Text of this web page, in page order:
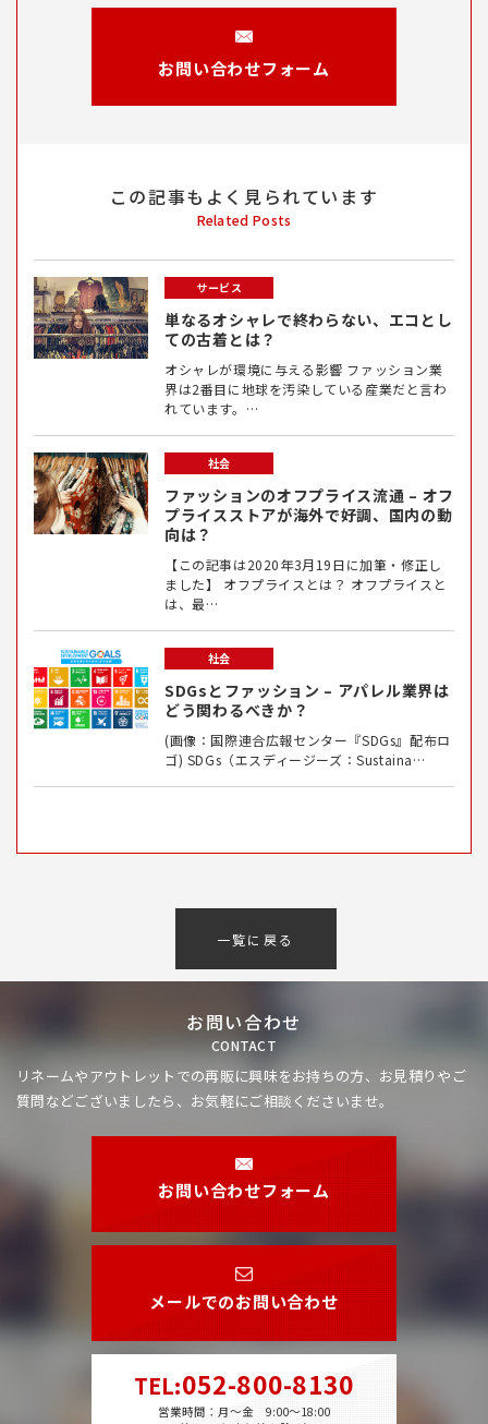
お問い合わせフォーム
この記事もよく見られています
Related Posts
サービス
単なるオシャレで終わらない、エコとし
ての古着とは？
オシャレが環境に与える影響 ファッション業
界は2番目に地球を汚染している産業だと言わ
れています。…
社会
ファッションのオフプライス流通 – オフ
プライスストアが海外で好調、国内の動
向は？
【この記事は2020年3月19日に加筆・修正し
ました】 オフプライスとは？ オフプライスと
は、最…
社会
SDGsとファッション – アパレル業界は
どう関わるべきか？
(画像：国際連合広報センター『SDGs』配布ロ
ゴ) SDGs（エスディージーズ：Sustaina…
一覧に戻る
お問い合わせ
CONTACT
リネームやアウトレットでの再販に興味をお持ちの方、 お見積りやご
質問などございましたら、お気軽にご相談くださいませ。
お問い合わせフォーム
メールでのお問い合わせ
TEL:052-800-8130
営業時間：月～金 9:00～18:00